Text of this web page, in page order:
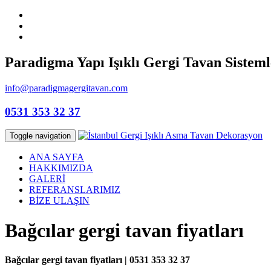
Paradigma Yapı Işıklı Gergi Tavan
info@paradigmagergitavan.com
0531 353 32 37
Toggle navigation
ANA SAYFA
HAKKIMIZDA
GALERİ
REFERANSLARIMIZ
BİZE ULAŞIN
Bağcılar gergi tavan fiyatları
Bağcılar gergi tavan fiyatları | 0531 353 32 37